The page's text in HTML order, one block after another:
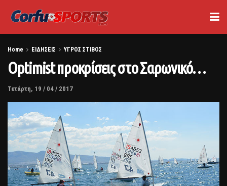
Home ΕΙΔΗΣΕΙΣ ΥΓΡΟΣ ΣΤΙΒΟΣ
Optimist προκρίσεις στο Σαρωνικό…
Τετάρτη, 19 / 04 / 2017